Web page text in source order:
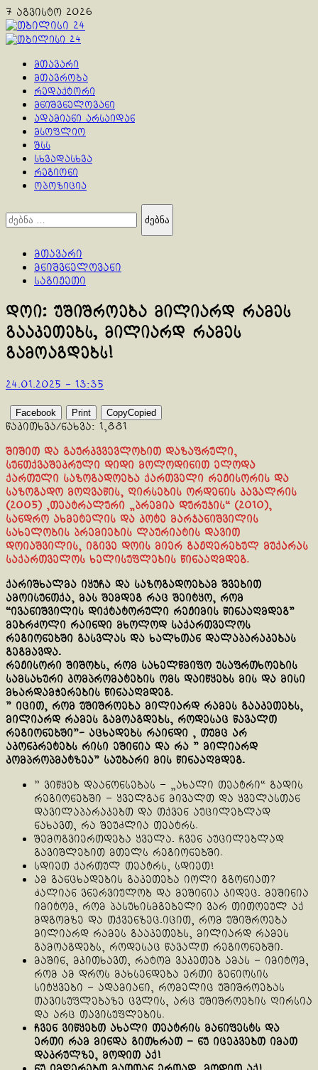
Skip
to
content
7 აგვისტო 2026
Primary
მთავარი
მთავრობა
რედაქტორი
მნიშვნელოვანი
ადამიანი არსაიდან
მსოფლიო
შსს
სხვადასხვა
რეგიონი
ოპოზიცია
ძებნა:
მთავარი
მნიშვნელოვანი
საგიჟეთი
დოი: უშიშროება მილიარდ რამეს
გააკეთებს, მილიარდ რამეს
გამოაგდებს!
24.01.2025 - 13:35
Facebook Print CopyCopied
წაკითხვა/ნახვა: 1,881
შიშით და გაურკვვევლობით დაზაფრული,
სუნთქვაშეკრული დიდი მოლოდინით ელოდა
ქართული საზოგადოება ქართველი რეჟისორის და
საზოგადო მოღვაწის, ღირსების ორდენის კავალრის
(2005) ,თეატრალური „პრემია დურუჯის“ (2010),
სანდრო ახმეტელის და კოტე მარჯანიშვილის
სახელობის პრემიების ლაურიატის დავით
დოიაშვილის, იგივე დოის მიერ გაჟღერებულ მუქარას
საქართველოს ხელისუფლების წინააღმდეგ.
ქარიშხალმა იყუჩა და საზოგადოებამ შვებით
ამოისუნთქა, მას შემდეგ რაც შეიტყო, რომ
“ივანიშვილის დიქტატორული რეჟიმის წინააღმდეგ”
მებრძოლი რაინდი მხოლოდ საქართველოს
რეგიონებში გასვლას და ხალხთან დალაპარაკებას
გეგმავდა.
რეჟისორი შიშობს, რომ სახელწმიფო უსაფრთხოების
სამსახური კომპრომატების ომს დაიწყებს მის და მისი
მხარდამჭერების წინააღმდეგ.
” იცით, რომ უშიშროება მილიარდ რამეს გააკეთებს,
მილიარდ რამეს გამოაგდებს, როდესაც წავალთ
რეგიონებში”- აცხადებს რაინდი , თუმც არ
აკონკრეტებს რისი ეშინია და რა ” მილიარდ
კომპროპმატზეა” საუბარი მის წინააღმდეგ.
” ვიწყებ დაანონსებას – „ახალი თეატრი“ გადის
რეგიონებში – ყველგან მივალთ და ყველასთან
დავილაპარაკებთ და თქვენ აუცილებლად
ნახავთ, რა შეუძლია თეატრს.
შემოგვიერთდება ყველა. ჩვენ აუცილებლად
გავიშლებით მთელს რეგიონებში.
სდიეთ ქართულ თეატრს, სდიეთ!
ამ განცხადების გაკეთება იოლი გგონიათ?
ძალიან ვნერვიულობ და მეშინია კიდეც. მეშინია
იმიტომ, რომ პასუხისმგებელი ვარ თითოეულ აქ
მდგომზე და თქვენზეც.იცით, რომ უშიშროება
მილიარდ რამეს გააკეთებს, მილიარდ რამეს
გამოაგდებს, როდესაც წავალთ რეგიონებში.
მაშინ, მკითხავთ, რატომ ვაკეთებ ამას – იმიტომ,
რომ ამ დროს მახსენდება ერთი გენიოსის
სიტყვები – ადამიანი, რომელიც უშიშროებას
თავისუფლებაზე ცვლის, არც უშიშროების ღირსია
და არც თავისუფლების.
ჩვენ ვიწყებთ ახალი თეატრის მანიფესტს და
ერთი რამ მინდა გითხრათ – ნუ იცეკვებთ იმათ
დაკრულზე, მოდით აქ!